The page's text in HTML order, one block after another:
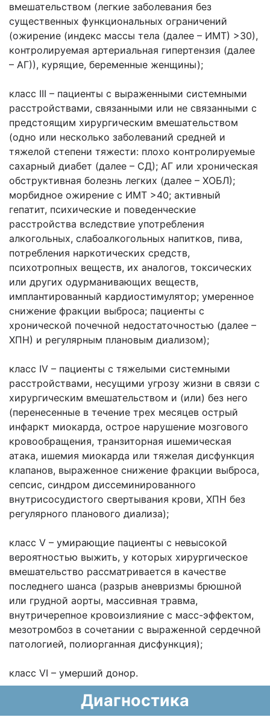
вмешательством (легкие заболевания без
существенных функциональных ограничений
(ожирение (индекс массы тела (далее – ИМТ) >30),
контролируемая артериальная гипертензия (далее
– АГ)), курящие, беременные женщины);
класс III – пациенты с выраженными системными
расстройствами, связанными или не связанными с
предстоящим хирургическим вмешательством
(одно или несколько заболеваний средней и
тяжелой степени тяжести: плохо контролируемые
сахарный диабет (далее – СД); АГ или хроническая
обструктивная болезнь легких (далее – ХОБЛ);
морбидное ожирение с ИМТ >40; активный
гепатит, психические и поведенческие
расстройства вследствие употребления
алкогольных, слабоалкогольных напитков, пива,
потребления наркотических средств,
психотропных веществ, их аналогов, токсических
или других одурманивающих веществ,
имплантированный кардиостимулятор; умеренное
снижение фракции выброса; пациенты с
хронической почечной недостаточностью (далее –
ХПН) и регулярным плановым диализом);
класс IV – пациенты с тяжелыми системными
расстройствами, несущими угрозу жизни в связи с
хирургическим вмешательством и (или) без него
(перенесенные в течение трех месяцев острый
инфаркт миокарда, острое нарушение мозгового
кровообращения, транзиторная ишемическая
атака, ишемия миокарда или тяжелая дисфункция
клапанов, выраженное снижение фракции выброса,
сепсис, синдром диссеминированного
внутрисосудистого свертывания крови, ХПН без
регулярного планового диализа);
класс V – умирающие пациенты с невысокой
вероятностью выжить, у которых хирургическое
вмешательство рассматривается в качестве
последнего шанса (разрыв аневризмы брюшной
или грудной аорты, массивная травма,
внутричерепное кровоизлияние с масс-эффектом,
мезотромбоз в сочетании с выраженной сердечной
патологией, полиорганная дисфункция);
класс VI – умерший донор.
Диагностика